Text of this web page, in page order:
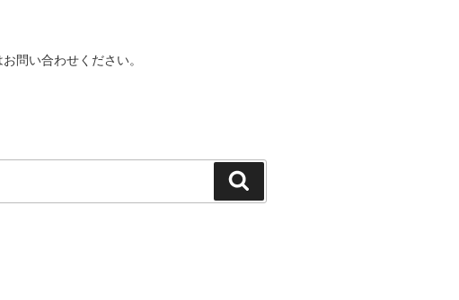
問い合わせください。
索